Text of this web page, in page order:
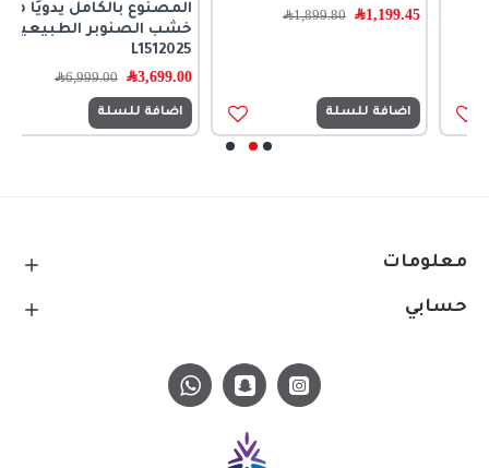
1,199.45﷼ 1,899.80﷼
اضافة للسلة
المصنوع بالكامل يدويًا من
خشب الصنوبر الطبيعية
L1512025
3,699.00﷼ 6,999.00﷼
اضافة للسلة
معلومات
حسابي